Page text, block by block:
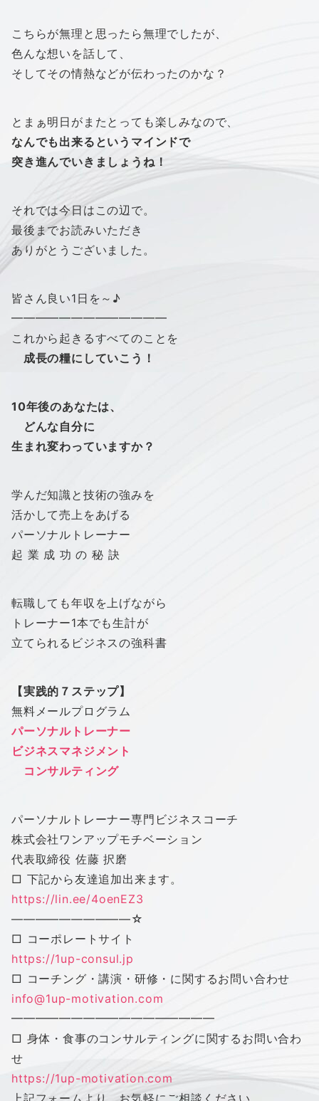
こちらが無理と思ったら無理でしたが、
色んな想いを話して、
そしてその情熱などが伝わったのかな？
とまぁ明日がまたとっても楽しみなので、
なんでも出来るというマインドで
突き進んでいきましょうね！
それでは今日はこの辺で。
最後までお読みいただき
ありがとうございました。
皆さん良い1日を～♪
━━━━━━━━━━━━━
これから起きるすべてのことを
成長の糧にしていこう！
10年後のあなたは、
どんな自分に
生まれ変わっていますか？
学んだ知識と技術の強みを
活かして売上をあげる
パーソナルトレーナー
起 業 成 功 の 秘 訣
転職しても年収を上げながら
トレーナー1本でも生計が
立てられるビジネスの強科書
【実践的７ステップ】
無料メールプログラム
パーソナルトレーナー
ビジネスマネジメント
コンサルティング
パーソナルトレーナー専門ビジネスコーチ
株式会社 ワンアップモチベーション
代表取締役 佐藤 択磨
□ 下記から友達追加出来ます。
https://lin.ee/4oenEZ3
——————————☆
□ コーポレートサイト
https://1up-consul.jp
□ コーチング・講演・研修・に関するお問い合わせ
info@1up-motivation.com
━━━━━━━━━━━━━━━━━
□ 身体・食事のコンサルティングに関するお問い合わ
せ
https://1up-motivation.com
上記フォームより、お気軽にご相談ください。